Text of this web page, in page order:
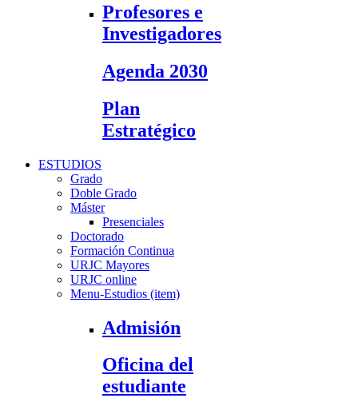
Profesores e
Investigadores
Agenda 2030
Plan
Estratégico
ESTUDIOS
Grado
Doble Grado
Máster
Presenciales
Doctorado
Formación Continua
URJC Mayores
URJC online
Menu-Estudios (item)
Admisión
Oficina del
estudiante